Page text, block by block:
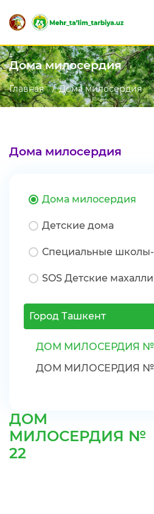
Дома милосердия
Главная Дома милосердия
Дома милосердия
Дома милосердия
Детские дома
Специальные
SOS Детские
Город Ташкент
ДОМ МИЛОСЕРДИЯ №
ДОМ МИЛОСЕРДИЯ №
ДОМ
МИЛОСЕРДИЯ №
22